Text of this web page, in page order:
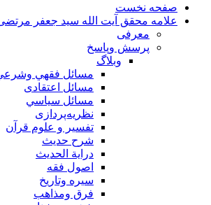
صفحه نخست
علامه محقق آیت الله سید جعفر
معرفی
پرسش وپاسخ
وبلاگ
مسائل فقهي
مسائل اعتقادی
مسائل سياسي
نظریه‌پردازی
تفسیر و علوم قرآن
شرح حديث
درایة الحديث
اصول فقه
سیره وتاریخ
فرق ومذاهب